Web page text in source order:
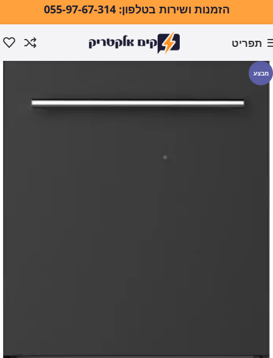
הזמנות ושירות בטלפון: 055-97-67-314
תפריט
עמוד הבית מכשירים משלימים למטבח
מבצע